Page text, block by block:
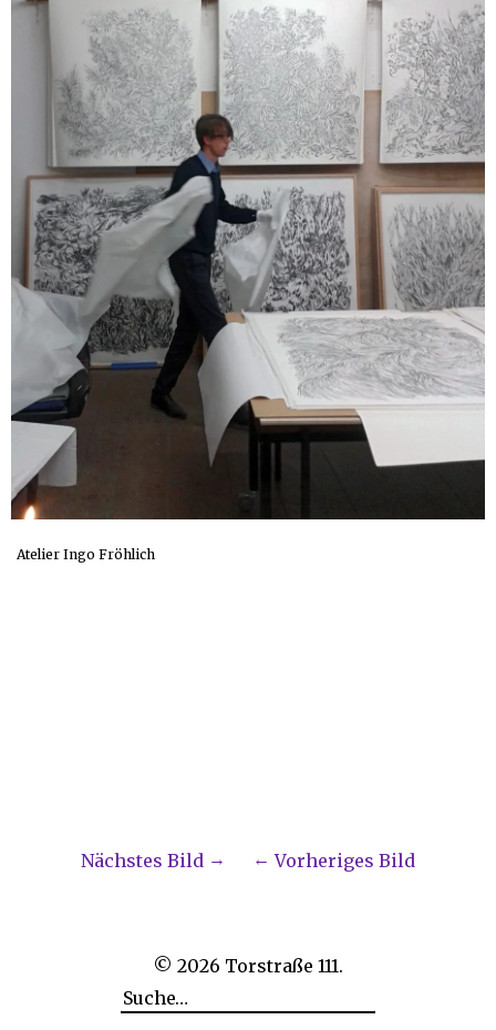
Atelier Ingo Fröhlich
Nächstes Bild Vorheriges Bild
© 2026 Torstraße 111.